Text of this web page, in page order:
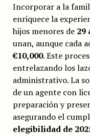
Incorporar a la
enriquece la
hijos menores de 29
unan, aunque cada
€10,000. Este
entrelazando los
administrativo. La
de un agente con
preparación y
asegurando el
elegibilidad de